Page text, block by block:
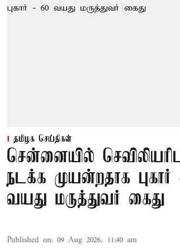
தமிழக செய்திகள்
சென்னையில்
நடக்க முயன்றதாக புகார்
வயது மருத்துவர் கைது
Published on: 09 Aug 2026, 11:40 am